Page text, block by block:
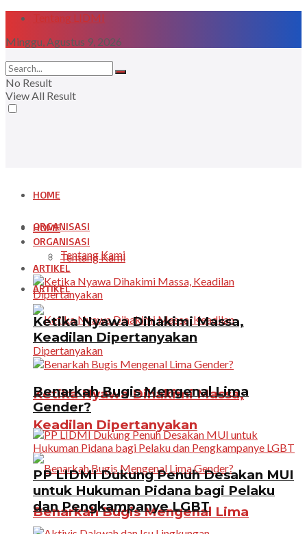
Tentang LIDMI
Minggu, Agustus 9, 2026
No Result
View All Result
HOME
ORGANISASI
Tentang Kami
ARTIKEL
Ketika Nyawa Dihakimi Massa,
Keadilan Dipertanyakan
Benarkah Bugis Mengenal Lima
HOME
ORGANISASI
Tentang Kami
ARTIKEL
Ketika Nyawa Dihakimi Massa,
Keadilan Dipertanyakan
Benarkah Bugis Mengenal Lima
Gender?
PP LIDMI Dukung Penuh Desakan MUI
untuk Hukuman Pidana bagi Pelaku
dan Pengkampanye LGBT